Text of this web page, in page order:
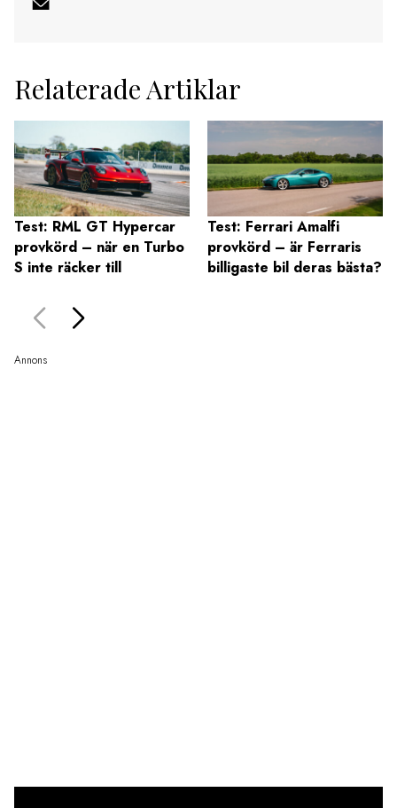
Relaterade Artiklar
Test: RML GT Hypercar
provkörd – när en Turbo
S inte räcker till
Test: Ferrari Amalfi
provkörd – är Ferraris
billigaste bil deras bästa?
Annons